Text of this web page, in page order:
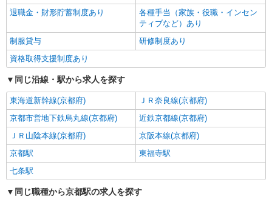
退職金・財形貯蓄制度あり
各種手当（家族・役職・インセン
ティブなど）あり
制服貸与
研修制度あり
資格取得支援制度あり
同じ沿線・駅から求人を探す
東海道新幹線(京都府)
ＪＲ奈良線(京都府)
京都市営地下鉄烏丸線(京都府)
近鉄京都線(京都府)
ＪＲ山陰本線(京都府)
京阪本線(京都府)
京都駅
東福寺駅
七条駅
同じ職種から京都駅の求人を探す